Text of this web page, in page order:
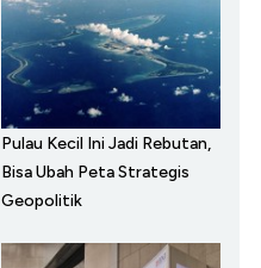
Pulau Kecil Ini Jadi Rebutan,
Bisa Ubah Peta Strategis
Geopolitik